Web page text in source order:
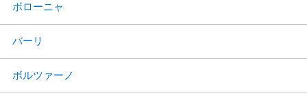
ボローニャ
バーリ
ボルツァーノ